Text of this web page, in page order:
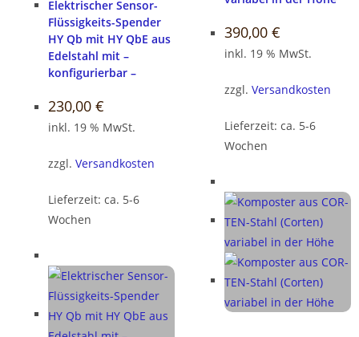
Elektrischer Sensor-
Flüssigkeits-Spender
HY Qb mit HY QbE aus
Edelstahl mit –
konfigurierbar –
230,00 €
inkl. 19 % MwSt.
zzgl. Versandkosten
Lieferzeit: ca. 5-6
Wochen
390,00€
inkl. 19 % MwSt.
zzgl.Versandkosten
Lieferzeit:ca. 5-6
Wochen